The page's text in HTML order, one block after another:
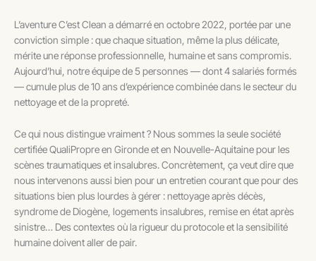
L’aventure C’est Clean a démarré en octobre 2022, portée par une
conviction simple : que chaque situation, même la plus délicate,
mérite une réponse professionnelle, humaine et sans compromis.
Aujourd’hui, notre équipe de 5 personnes — dont 4 salariés formés
— cumule plus de 10 ans d’expérience combinée dans le secteur du
nettoyage et de la propreté.
Ce qui nous distingue vraiment ? Nous sommes la seule société
certifiée QualiPropre en Gironde et en Nouvelle-Aquitaine pour les
scènes traumatiques et insalubres. Concrètement, ça veut dire que
nous intervenons aussi bien pour un entretien courant que pour des
situations bien plus lourdes à gérer : nettoyage après décès,
syndrome de Diogène, logements insalubres, remise en état après
sinistre… Des contextes où la rigueur du protocole et la sensibilité
humaine doivent aller de pair.